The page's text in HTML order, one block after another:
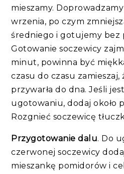
mieszamy.
wrzenia, po czym
średniego i gotujemy bez
Gotowanie soczewicy
minut, powinna być
czasu do czasu zamieszaj,
przywarła do dna. Jeśli
ugotowaniu, dodaj około
Rozgnieć soczewicę
Przygotowanie dalu. Do
czerwonej soczewicy
mieszankę pomidorów i